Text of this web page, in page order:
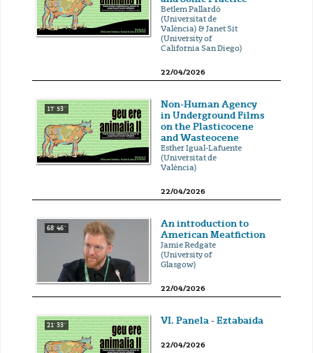
Betlem Pallardó
(Universitat de
València) & Janet Sit
(University of
California San Diego)
22/04/2026
17' 53''
Non-Human Agency
in Underground Films
on the Plasticocene
and Wasteocene
Esther Igual-Lafuente
(Universitat de
València)
22/04/2026
68' 46''
An introduction to
American Meatfiction
Jamie Redgate
(University of
Glasgow)
22/04/2026
21' 33'' VI. Panela - Eztabaida
22/04/2026